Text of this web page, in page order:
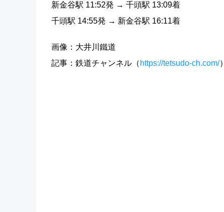
新金谷駅 11:52発 → 千頭駅 13:09着
千頭駅 14:55発 → 新金谷駅 16:11着
画像：大井川鐵道
記事：鉄道チャンネル（ https://tetsudo-ch.com/）